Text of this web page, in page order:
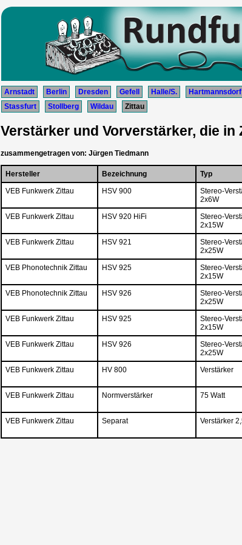
Arnstadt Berlin Dresden Gefell Halle/S. Hartmannsdorf
Stassfurt
Stollberg Wildau Zittau
Verstärker und Vorverstärker, die
zusammengetragen von: Jürgen Tiedmann
Hersteller Bezeichnung Typ
VEB Funkwerk Zittau
HSV 900
Stereo-
2x6W
VEB Funkwerk Zittau HSV 920 HiFi
Stereo-
2x15W
VEB Funkwerk Zittau HSV 921
Stereo-
2x25W
VEB Phonotechnik Zittau HSV 925
Stereo-
2x15W
VEB Phonotechnik Zittau HSV 926
Stereo-
2x25W
VEB Funkwerk Zittau HSV 925
Stereo-
2x15W
VEB Funkwerk Zittau HSV 926
Stereo-
2x25W
VEB Funkwerk Zittau HV 800 Verstärker
VEB Funkwerk Zittau Normverstärker 75 Watt
VEB Funkwerk Zittau Separat Verstärker